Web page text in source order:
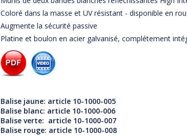
Coloré dans la masse et UV résistant - disponible en
Augmente la sécurité passive
Platine et boulon en acier galvanisé, complétement
Balise jaune: article 10-1000-005
Balise blanc: article 10-1000-006
Balise verte: article 10-1000-007
Balise rouge: article 10-1000-008